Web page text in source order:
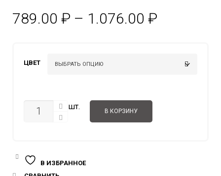
789.00 ₽ – 1.076.00 ₽
ЦВЕТ
КОЛИЧЕСТВО шт. В КОРЗИНУ
В ИЗБРАННОЕ